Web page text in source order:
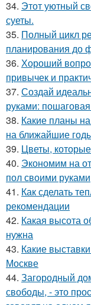
34. Этот уютный
суеты.
35. Полный цикл
планирования до
36. Хороший
привычек и
37. Создай
руками:
38. Какие планы
на ближайшие
39. Цветы,
40. Экономим на
пол своими руками
41. Как сделать
рекомендации
42. Какая высота
нужна
43. Какие
Москве
44. Загородный
свободы, - это